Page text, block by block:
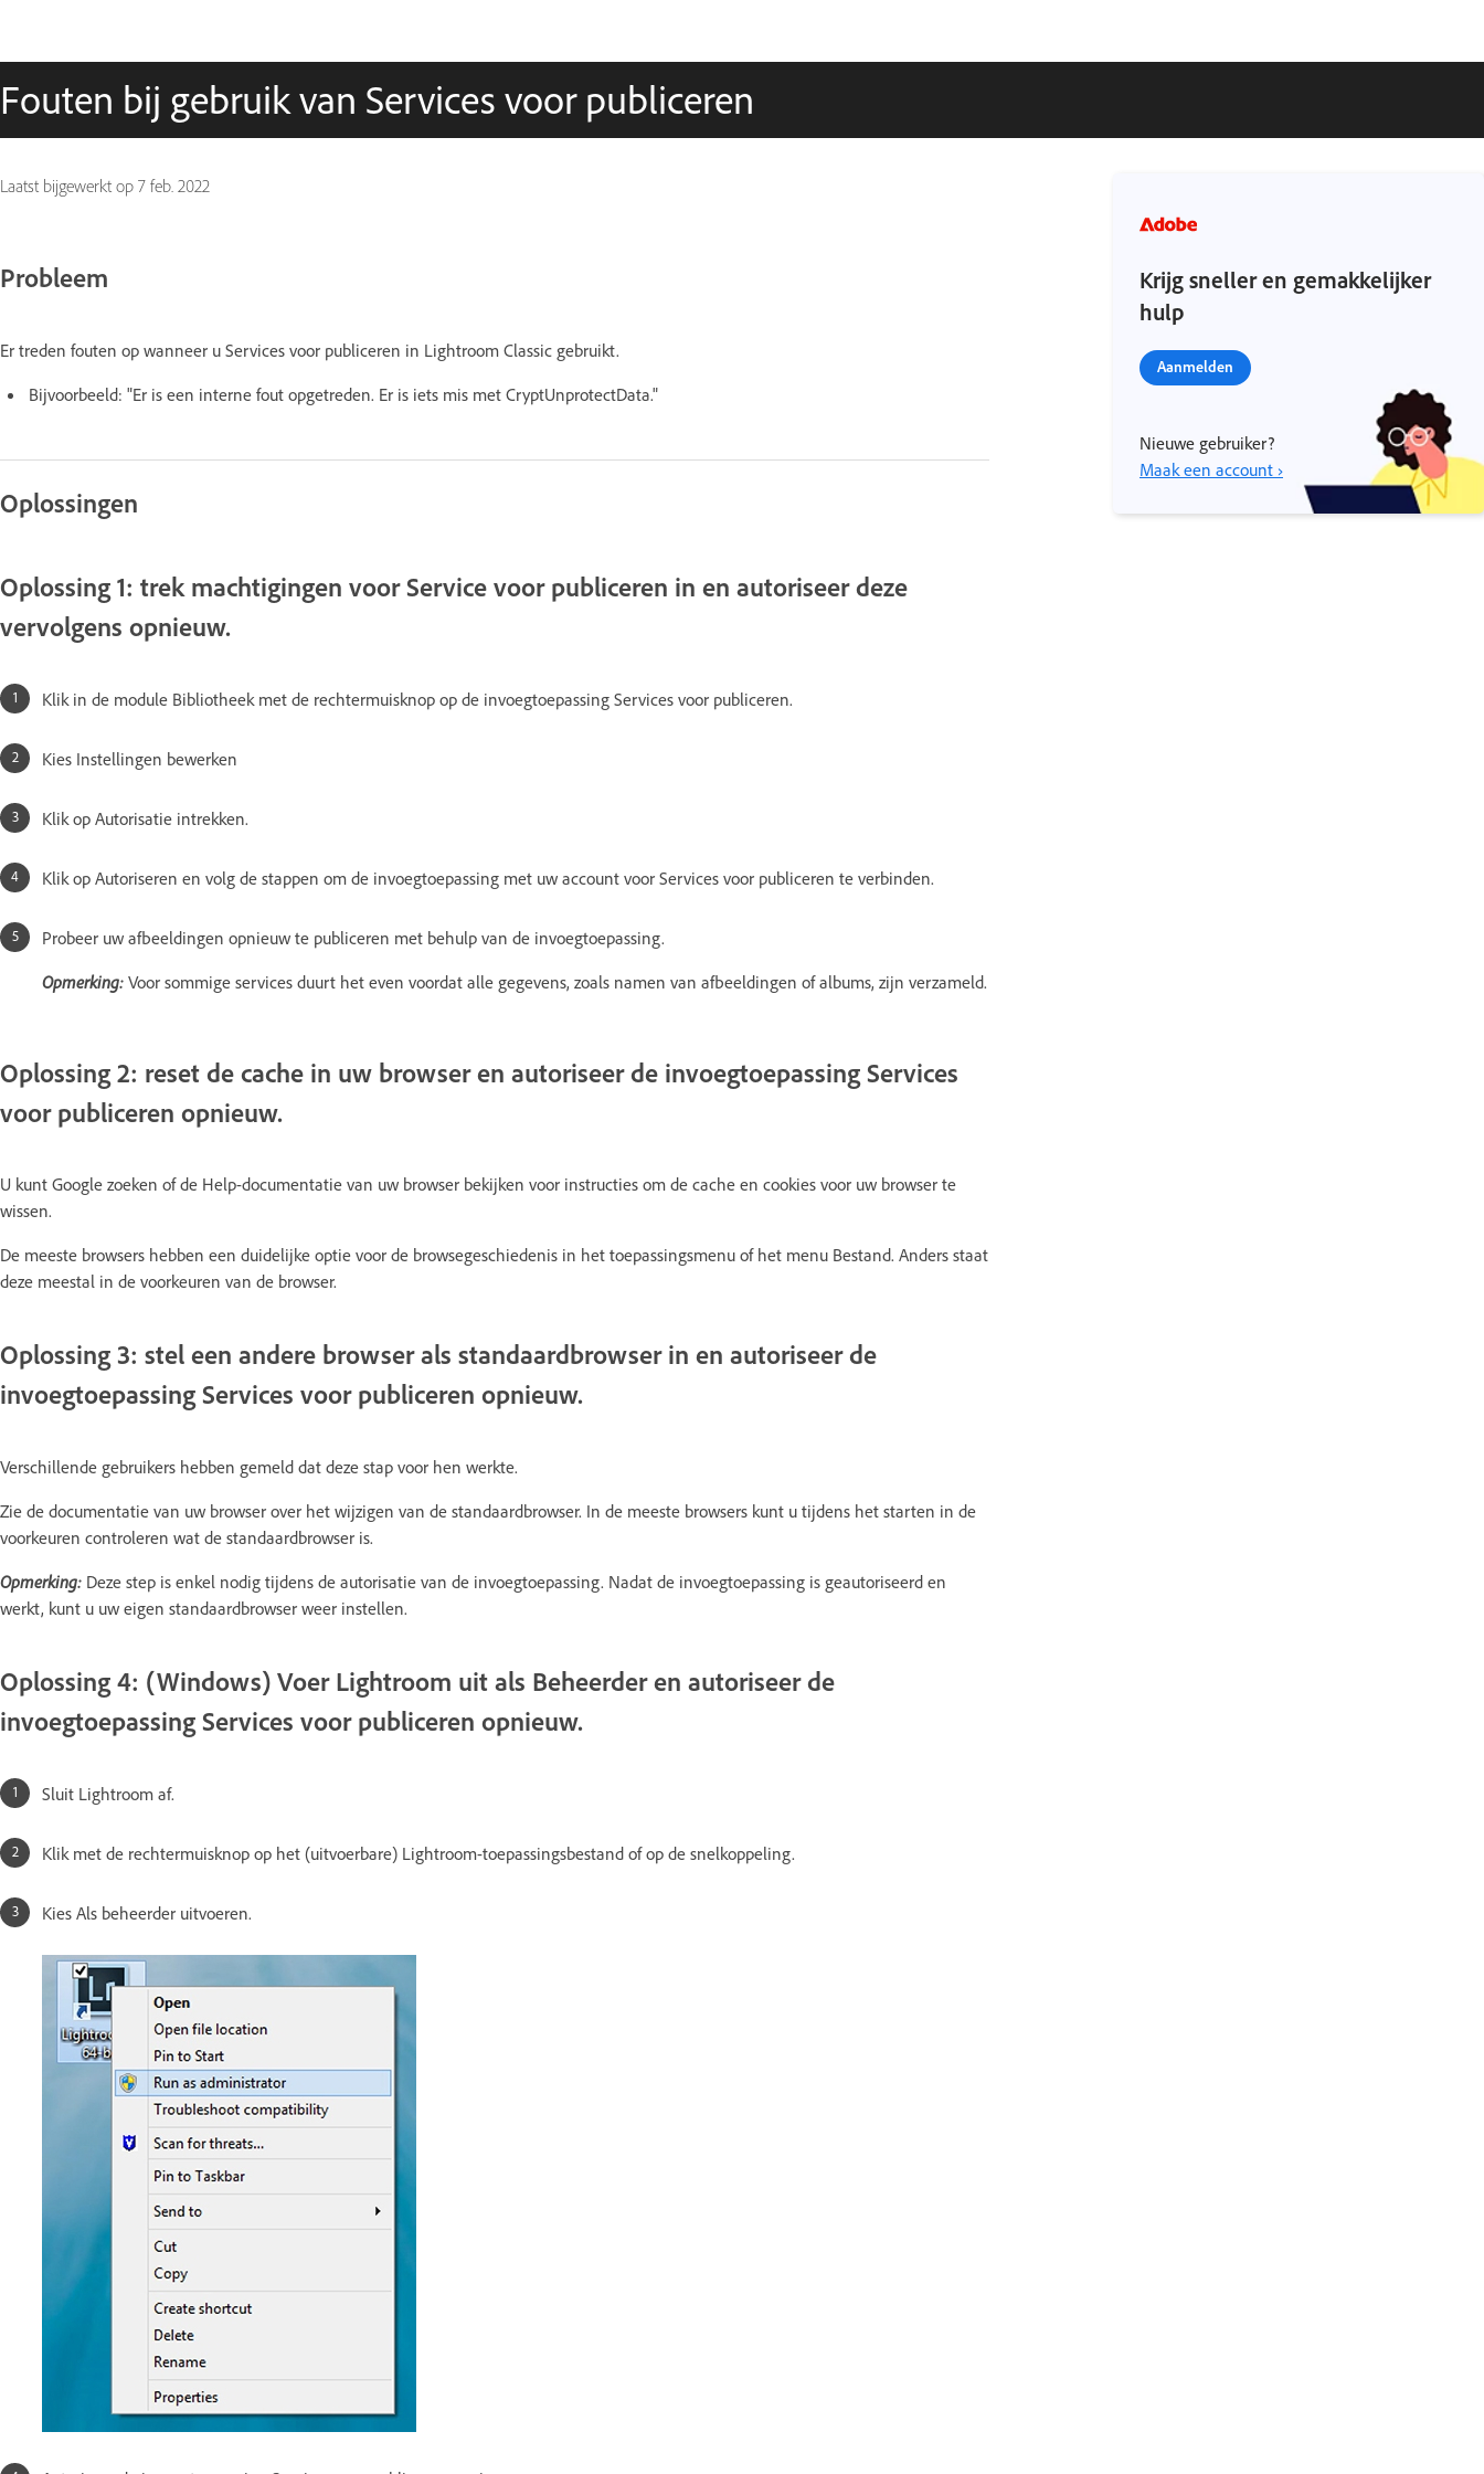
Fouten bij gebruik van Services voor publiceren
Laatst bijgewerkt op 7 feb. 2022
Probleem
Er treden fouten op wanneer u Services voor publiceren in Lightroom Classic gebruikt.
Bijvoorbeeld: "Er is een interne fout opgetreden. Er is iets mis met CryptUnprotectData."
Oplossingen
Oplossing 1: trek machtigingen voor Service voor publiceren in en autoriseer deze
vervolgens opnieuw.
Klik in de module Bibliotheek met de rechtermuisknop op de invoegtoepassing Services voor publiceren.
Kies Instellingen bewerken
Klik op Autorisatie intrekken.
Klik op Autoriseren en volg de stappen om de invoegtoepassing met uw account voor Services voor publiceren te verbinden.
Probeer uw afbeeldingen opnieuw te publiceren met behulp van de invoegtoepassing.
Opmerking: Voor sommige services duurt het even voordat alle gegevens, zoals namen van afbeeldingen of albums, zijn verzameld.
Oplossing 2: reset de cache in uw browser en autoriseer de invoegtoepassing Services
voor publiceren opnieuw.
U kunt Google zoeken of de Help-documentatie van uw browser bekijken voor instructies om de cache en cookies voor uw browser te
wissen.
De meeste browsers hebben een duidelijke optie voor de browsegeschiedenis in het toepassingsmenu of het menu Bestand. Anders staat
deze meestal in de voorkeuren van de browser.
Oplossing 3: stel een andere browser als standaardbrowser in en autoriseer de
invoegtoepassing Services voor publiceren opnieuw.
Verschillende gebruikers hebben gemeld dat deze stap voor hen werkte.
Zie de documentatie van uw browser over het wijzigen van de standaardbrowser. In de meeste browsers kunt u tijdens het starten in de
voorkeuren controleren wat de standaardbrowser is.
Opmerking: Deze step is enkel nodig tijdens de autorisatie van de invoegtoepassing. Nadat de invoegtoepassing is geautoriseerd en
werkt, kunt u uw eigen standaardbrowser weer instellen.
Oplossing 4: (Windows) Voer Lightroom uit als Beheerder en autoriseer de
invoegtoepassing Services voor publiceren opnieuw.
Sluit Lightroom af.
Klik met de rechtermuisknop op het (uitvoerbare) Lightroom-toepassingsbestand of op de snelkoppeling.
Kies Als beheerder uitvoeren.
Krijg sneller en gemakkelijker
hulp
Aanmelden
Nieuwe gebruiker?
Maak een account ›